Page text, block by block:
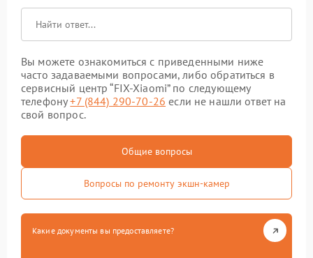
Вы можете ознакомиться с приведенными ниже
часто задаваемыми вопросами, либо обратиться в
сервисный центр “FIX-Xiaomi” по следующему
телефону+7 (844) 290-70-26 если не нашли ответ на
свой вопрос.
Общие вопросы
Вопросы по ремонту экшн-камер
Какие документы вы предоставляете?